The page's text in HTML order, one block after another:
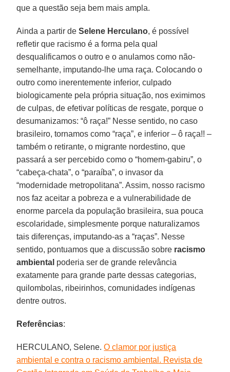
que a questão seja bem mais ampla.
Ainda a partir deSelene Herculano, é possível
refletir que racismo é a forma pela qual
desqualificamos o outro e o anulamos como não-
semelhante, imputando-lhe uma raça. Colocando o
outro como inerentemente inferior, culpado
biologicamente pela própria situação, nos eximimos
de culpas, de efetivar políticas de resgate, porque o
desumanizamos: “ô raça!” Nesse sentido, no caso
brasileiro, tornamos como “raça”, e inferior – ô raça!! –
também o retirante, o migrante nordestino, que
passará a ser percebido como o “homem-gabiru”, o
“cabeça-chata”, o “paraíba”, o invasor da
“modernidade metropolitana”. Assim, nosso racismo
nos faz aceitar a pobreza e a vulnerabilidade de
enorme parcela da população brasileira, sua pouca
escolaridade, simplesmente porque naturalizamos
tais diferenças, imputando-as a “raças”. Nesse
sentido, pontuamos que a discussão sobre racismo
ambiental poderia ser de grande relevância
exatamente para grande parte dessas categorias,
quilombolas, ribeirinhos, comunidades indígenas
dentre outros.
Referências:
HERCULANO, Selene.O clamor por justiça
ambiental e contra o racismo ambiental. Revista de